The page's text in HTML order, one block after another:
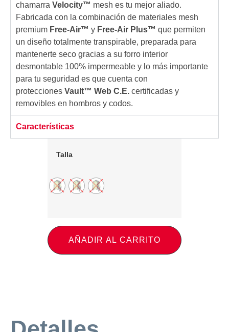
chamarra Velocity™ mesh es tu mejor aliado.
Fabricada con la combinación de materiales mesh
premium Free-Air™ y Free-Air Plus™ que permiten
un diseño totalmente transpirable, preparada para
mantenerte seco gracias a su forro interior
desmontable 100% impermeable y lo más importante
para tu seguridad es que cuenta con
protecciones Vault™ Web C.E. certificadas y
removibles en hombros y codos.
Características
Talla
AÑADIR AL CARRITO